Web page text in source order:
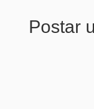
Postar